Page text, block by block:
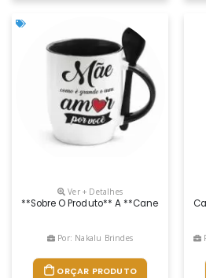
Ver + Detalhes
**sobre O Produto** A **caneca De
Por: Nakalu Brindes
ORÇAR PRODUTO